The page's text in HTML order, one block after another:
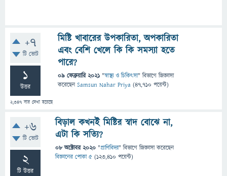
+7
টি ভোট
1
উত্তর
2,347 বার দেখা হয়েছে
মিষ্টি খাবারের উপকারিতা, অপকারিতা
এবং বেশি খেলে কি কি সমস্যা হতে
পারে?
09 ফেব্রুয়ারি 2021 "স্বাস্থ্য ও চিকিৎসা" বিভাগে জিজ্ঞাসা
করেছেনSamsun Nahar Priya (47,710 পয়েন্ট)
+6
টি ভোট
2
টি উত্তর
বিড়াল কখনই মিষ্টির স্বাদ বোঝে না,
এটা কি সত্যি?
08 অক্টোবর 2020 "প্রাণিবিদ্যা" বিভাগে জিজ্ঞাসাকরেছেন
বিজ্ঞানের পোকা ৫ (123,410 পয়েন্ট)